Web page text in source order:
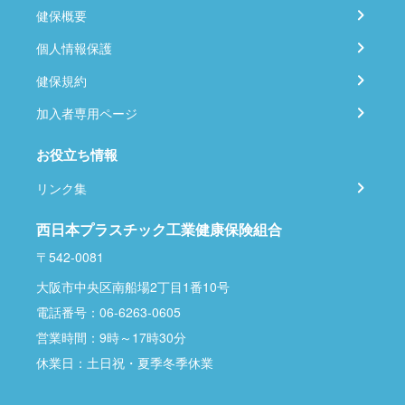
健保概要
個人情報保護
健保規約
加入者専用ページ
お役立ち情報
リンク集
西日本プラスチック工業健康保険組合
〒542-0081
大阪市中央区南船場2丁目1番10号
電話番号：06-6263-0605
営業時間：9時～17時30分
休業日：土日祝・夏季冬季休業